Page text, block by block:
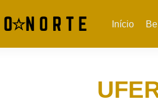
Início